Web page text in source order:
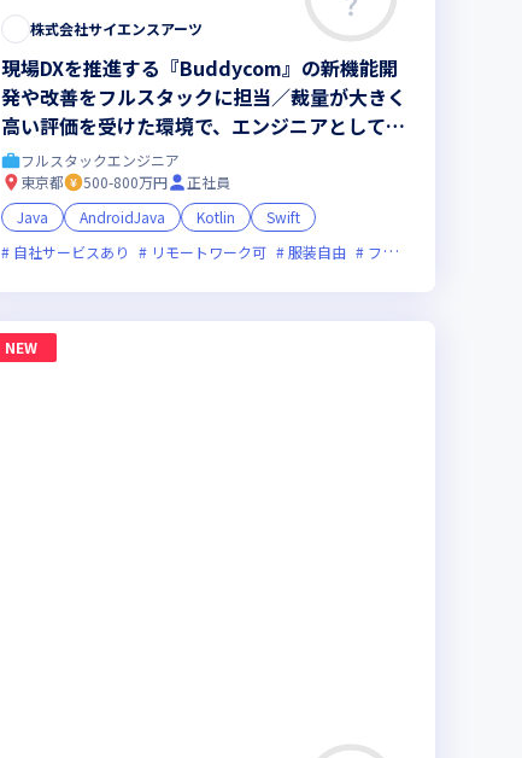
新技術に積極的 面接1回 残業月20時間未満 女性エンジニアが活躍中
株式会社サイエンスアーツ
現場DXを推進する『Buddycom』の新機能開
発や改善をフルスタックに担当／裁量が大きく
高い評価を受けた環境で、エンジニアとして一
生役立つスキルが身につきます
フルスタックエンジニア
東京都
500-800万円
正社員
Java
AndroidJava Kotlin
Swift
自社サービスあり
リモートワーク可 服装自由 フレックス制度あり
NEW